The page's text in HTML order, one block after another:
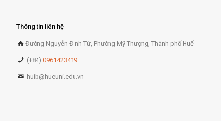
Thông tin liên hệ
Đường Nguyễn Đình Tứ, Phường Mỹ Thượng, Thành phố Huế
(+84)0961423419
huib@hueuni.edu.vn